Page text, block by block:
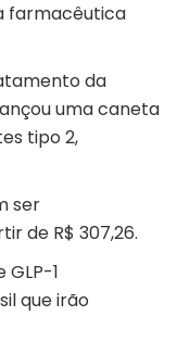
farmacêutica
da
uma caneta
tipo 2,
ser
de R$ 307,26.
1
que irão